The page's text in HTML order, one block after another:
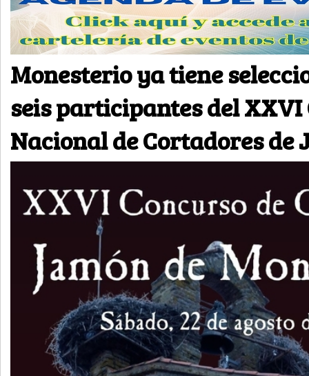
Monesterio ya tiene
seis participantes del XXVI
Nacional de Cortadores de